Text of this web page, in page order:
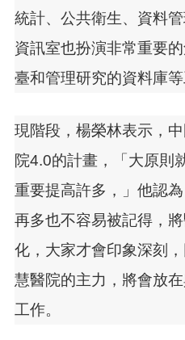
統計、公共衛生、資料
資訊室也扮演非常重要
臺和管理研究的資料庫等
現階段，楊榮林表示，
院4.0的計畫，「大原則
重要提高許多，」他認
再多也不容易被記得，
化，大家才會印象深刻
慧醫院的主力，將會放
工作。